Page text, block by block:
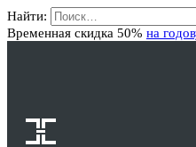
Найти:
Временная скидка 50% на